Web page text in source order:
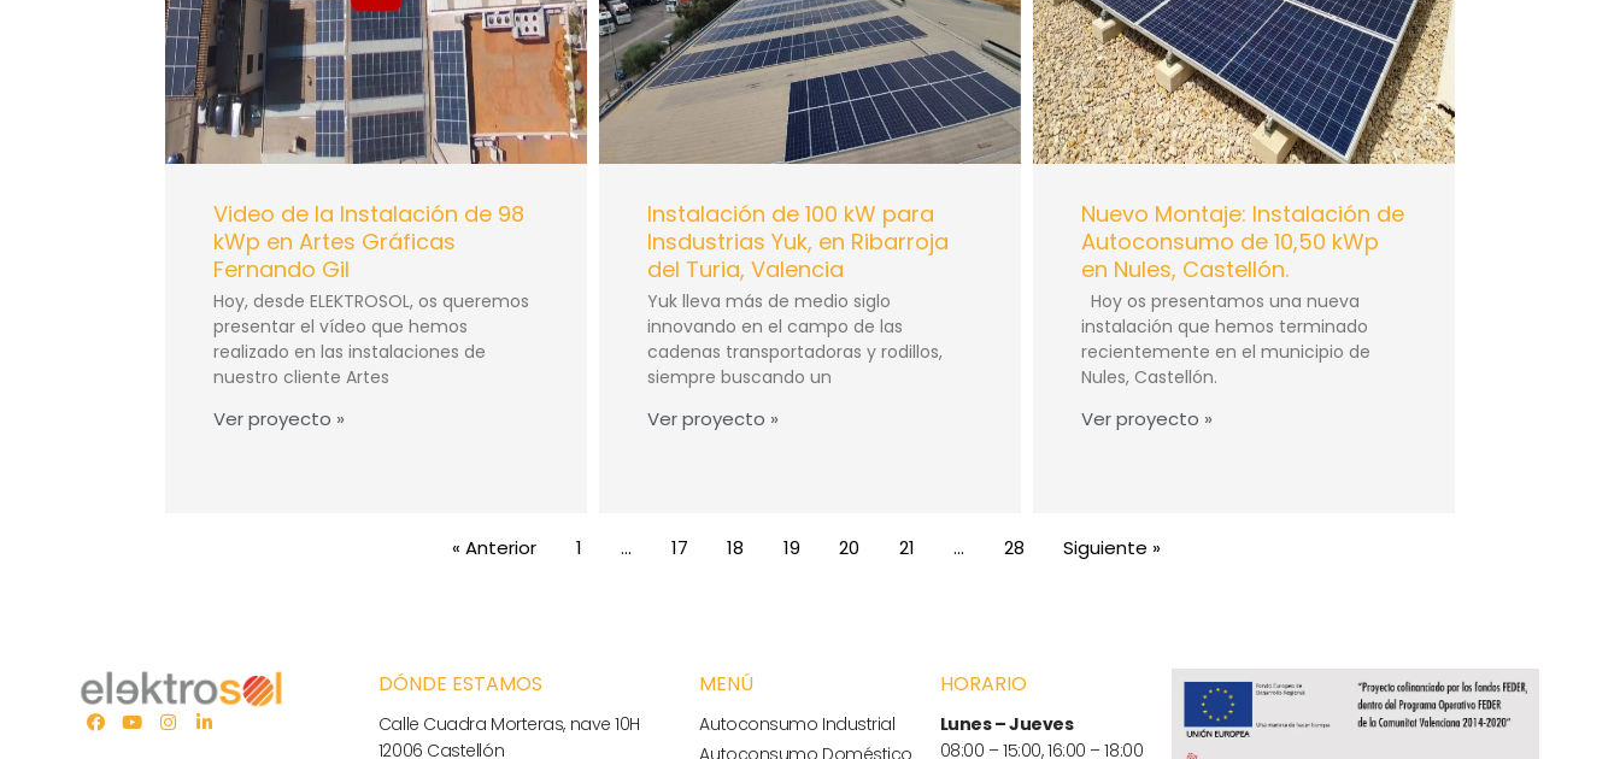
Video de la Instalación de 98
kWp en Artes Gráficas
Fernando Gil
Hoy, desde ELEKTROSOL, os queremos
presentar el vídeo que hemos
realizado en las instalaciones de
nuestro cliente Artes
Ver proyecto »
Instalación de 100 kW para
Insdustrias Yuk, en Ribarroja
del Turia, Valencia
Yuk lleva más de medio siglo
innovando en el campo de las
cadenas transportadoras y rodillos,
siempre buscando un
Ver proyecto »
Nuevo Montaje: Instalación de
Autoconsumo de 10,50 kWp
en Nules, Castellón.
Hoy os presentamos una nueva
instalación que hemos terminado
recientemente en el municipio de
Nules, Castellón.
Ver proyecto »
« Anterior 1 … 17 18 19 20 21 … 28 Siguiente »
DÓNDE ESTAMOS
Calle Cuadra Morteras, nave 10H
12006 Castellón
MENÚ
Autoconsumo Industrial
Autoconsumo Doméstico
HORARIO
Lunes – Jueves
08:00 – 15:00, 16:00 – 18:00